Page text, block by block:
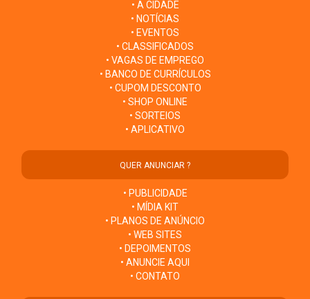
• A CIDADE
• NOTÍCIAS
• EVENTOS
• CLASSIFICADOS
• VAGAS DE EMPREGO
• BANCO DE CURRÍCULOS
• CUPOM DESCONTO
• SHOP ONLINE
• SORTEIOS
• APLICATIVO
QUER ANUNCIAR ?
• PUBLICIDADE
• MÍDIA KIT
• PLANOS DE ANÚNCIO
• WEB SITES
• DEPOIMENTOS
• ANUNCIE AQUI
• CONTATO